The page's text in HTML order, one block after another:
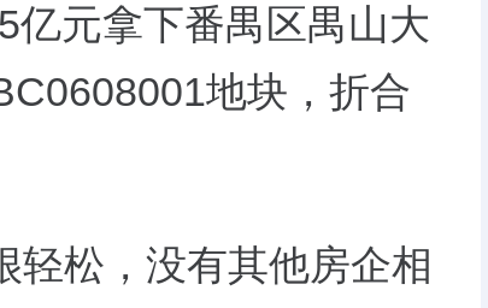
亿元拿下番禺区禺山大
地块，折合
轻松，没有其他房企相